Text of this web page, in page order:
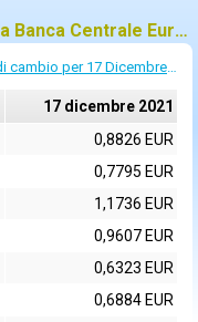
Tassi di cambio di riferimento della Banca Centrale Europea (BCE) per 17 dicembre 2021
per 17 Dicembre 2021
17 dicembre 2021
0,8826 EUR
0,7795 EUR
1,1736 EUR
0,9607 EUR
0,6323 EUR
0,6884 EUR